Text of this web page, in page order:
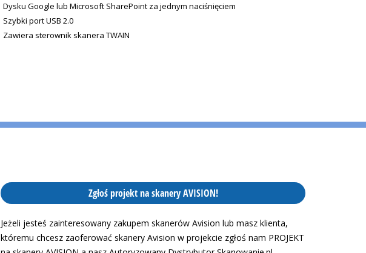
Dysku Google lub Microsoft SharePoint za jednym naciśnięciem
Szybki port USB 2.0
Zawiera sterownik skanera TWAIN
Zgłoś projekt na skanery AVISION!
Jeżeli jesteś zainteresowany zakupem skanerów Avision lub masz klienta,
któremu chcesz zaoferować skanery Avision w projekcie zgłoś nam PROJEKT